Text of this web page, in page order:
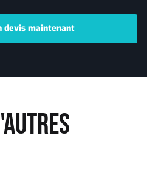
devis maintenant